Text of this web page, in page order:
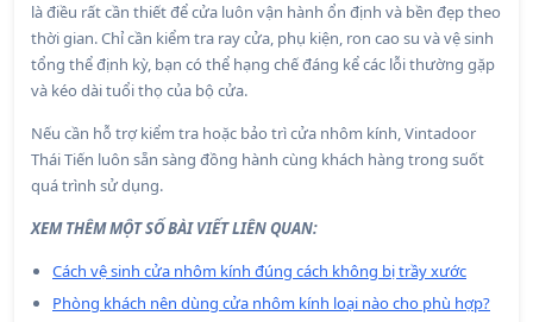
là điều rất cần thiết để cửa luôn vận hành ổn định và bền đẹp theo
thời gian. Chỉ cần kiểm tra ray cửa, phụ kiện, ron cao su và vệ sinh
tổng thể định kỳ, bạn có thể hạng chế đáng kể các lỗi thường gặp
và kéo dài tuổi thọ của bộ cửa.
Nếu cần hỗ trợ kiểm tra hoặc bảo trì cửa nhôm kính, Vintadoor
Thái Tiến luôn sẵn sàng đồng hành cùng khách hàng trong suốt
quá trình sử dụng.
XEM THÊM MỘT SỐ BÀI VIẾT LIÊN QUAN:
Cách vệ sinh cửa nhôm kính đúng cách không bị trầy xước
Phòng khách nên dùng cửa nhôm kính loại nào cho phù hợp?